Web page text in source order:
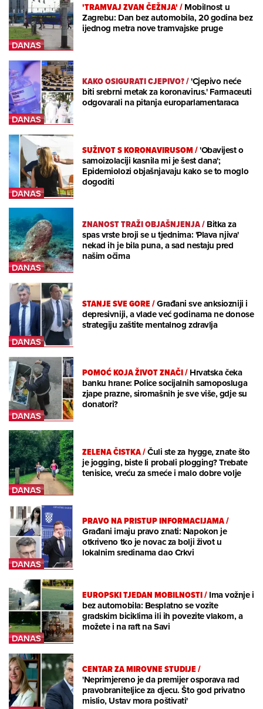
'TRAMVAJ ZVAN ČEŽNJA'/Mobilnost u
Zagrebu: Dan bez automobila, 20 godina bez
ijednog metra nove tramvajske pruge
KAKO OSIGURATI CJEPIVO?/'Cjepivo neće
biti srebrni metak za koronavirus.' Farmaceuti
odgovarali na pitanja europarlamentaraca
SUŽIVOT S KORONAVIRUSOM/'Obavijest o
samoizolaciji kasnila mi je šest dana';
Epidemiolozi objašnjavaju kako se to moglo
dogoditi
ZNANOST TRAŽI OBJAŠNJENJA/Bitka za
spas vrste broji se u tjednima: 'Plava njiva'
nekad ih je bila puna, a sad nestaju pred
našim očima
STANJE SVE GORE/Građani sve anksiozniji i
depresivniji, a vlade već godinama ne donose
strategiju zaštite mentalnog zdravlja
POMOĆ KOJA ŽIVOT ZNAČI/Hrvatska čeka
banku hrane: Police socijalnih samoposluga
zjape prazne, siromašnih je sve više, gdje su
donatori?
ZELENA ČISTKA/Čuli ste za hygge, znate što
je jogging, biste li probali plogging? Trebate
tenisice, vreću za smeće i malo dobre volje
PRAVO NA PRISTUP INFORMACIJAMA/
Građani imaju pravo znati: Napokon je
otkriveno tko je novac za bolji život u
lokalnim sredinama dao Crkvi
EUROPSKI TJEDAN MOBILNOSTI/Ima vožnje i
bez automobila: Besplatno se vozite
gradskim biciklima ili ih povezite vlakom, a
možete i na raft na Savi
CENTAR ZA MIROVNE STUDIJE/
'Neprimjereno je da premijer osporava rad
pravobraniteljice za djecu. Što god privatno
mislio, Ustav mora poštivati'